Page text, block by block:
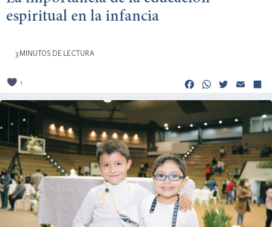
espiritual en la infancia
3 MINUTOS DE LECTURA
1 Facebook